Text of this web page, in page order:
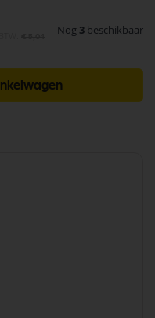
Nog 3 beschikbaar